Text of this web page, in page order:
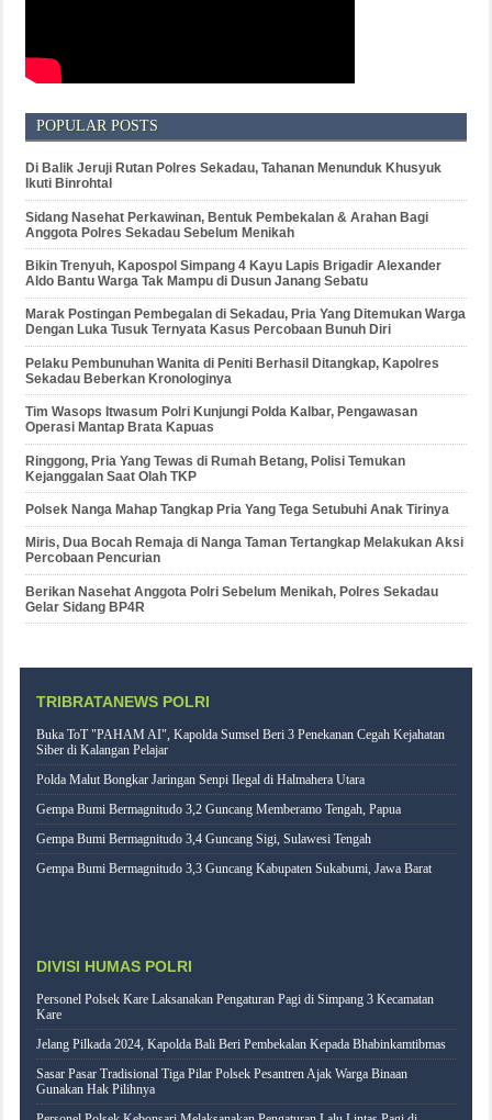
POPULAR POSTS
Di Balik Jeruji Rutan Polres Sekadau, Tahanan Menunduk Khusyuk
Ikuti Binrohtal
Sidang Nasehat Perkawinan, Bentuk Pembekalan & Arahan Bagi
Anggota Polres Sekadau Sebelum Menikah
Bikin Trenyuh, Kapospol Simpang 4 Kayu Lapis Brigadir Alexander
Aldo Bantu Warga Tak Mampu di Dusun Janang Sebatu
Marak Postingan Pembegalan di Sekadau, Pria Yang Ditemukan Warga
Dengan Luka Tusuk Ternyata Kasus Percobaan Bunuh Diri
Pelaku Pembunuhan Wanita di Peniti Berhasil Ditangkap, Kapolres
Sekadau Beberkan Kronologinya
Tim Wasops Itwasum Polri Kunjungi Polda Kalbar, Pengawasan
Operasi Mantap Brata Kapuas
Ringgong, Pria Yang Tewas di Rumah Betang, Polisi Temukan
Kejanggalan Saat Olah TKP
Polsek Nanga Mahap Tangkap Pria Yang Tega Setubuhi Anak Tirinya
Miris, Dua Bocah Remaja di Nanga Taman Tertangkap Melakukan Aksi
Percobaan Pencurian
Berikan Nasehat Anggota Polri Sebelum Menikah, Polres Sekadau
Gelar Sidang BP4R
TRIBRATANEWS POLRI
Buka ToT "PAHAM AI", Kapolda Sumsel Beri 3 Penekanan Cegah Kejahatan
Siber di Kalangan Pelajar
Polda Malut Bongkar Jaringan Senpi Ilegal di Halmahera Utara
Gempa Bumi Bermagnitudo 3,2 Guncang Memberamo Tengah, Papua
Gempa Bumi Bermagnitudo 3,4 Guncang Sigi, Sulawesi Tengah
Gempa Bumi Bermagnitudo 3,3 Guncang Kabupaten Sukabumi, Jawa Barat
DIVISI HUMAS POLRI
Personel Polsek Kare Laksanakan Pengaturan Pagi di Simpang 3 Kecamatan
Kare
Jelang Pilkada 2024, Kapolda Bali Beri Pembekalan Kepada Bhabinkamtibmas
Sasar Pasar Tradisional Tiga Pilar Polsek Pesantren Ajak Warga Binaan
Gunakan Hak Pilihnya